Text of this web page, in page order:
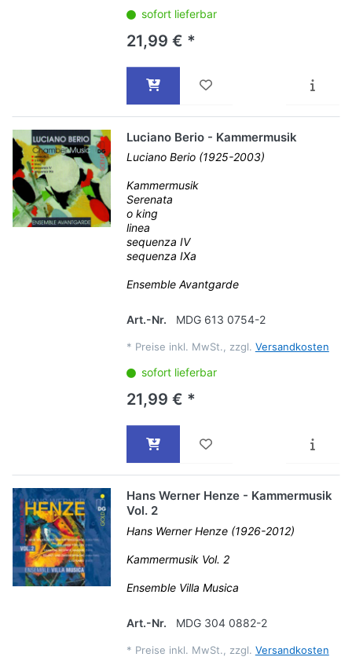
sofort lieferbar
21,99 € *
Luciano Berio - Kammermusik
Luciano Berio (1925-2003)
Kammermusik
Serenata
o king
linea
sequenza IV
sequenza IXa
Ensemble Avantgarde
Art.-Nr. MDG 613 0754-2
* Preise inkl. MwSt., zzgl. Versandkosten
sofort lieferbar
21,99 € *
Hans Werner Henze - Kammermusik
Vol. 2
Hans Werner Henze (1926-2012)
Kammermusik Vol. 2
Ensemble Villa Musica
Art.-Nr. MDG 304 0882-2
* Preise inkl. MwSt., zzgl. Versandkosten